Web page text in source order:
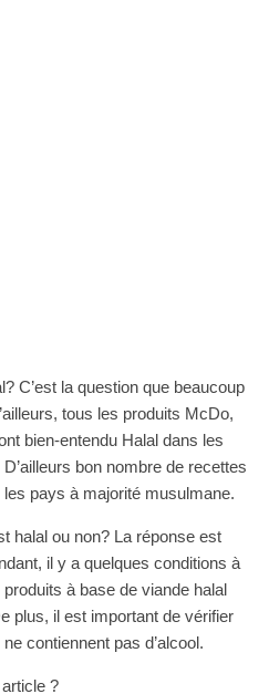
C’est la question que beaucoup
tous les produits McDo,
bien-entendu Halal dans les
bon nombre de recettes
pays à majorité musulmane.
halal ou non? La réponse est
il y a quelques conditions à
à base de viande halal
plus, il est important de vérifier
contiennent pas d’alcool.
?